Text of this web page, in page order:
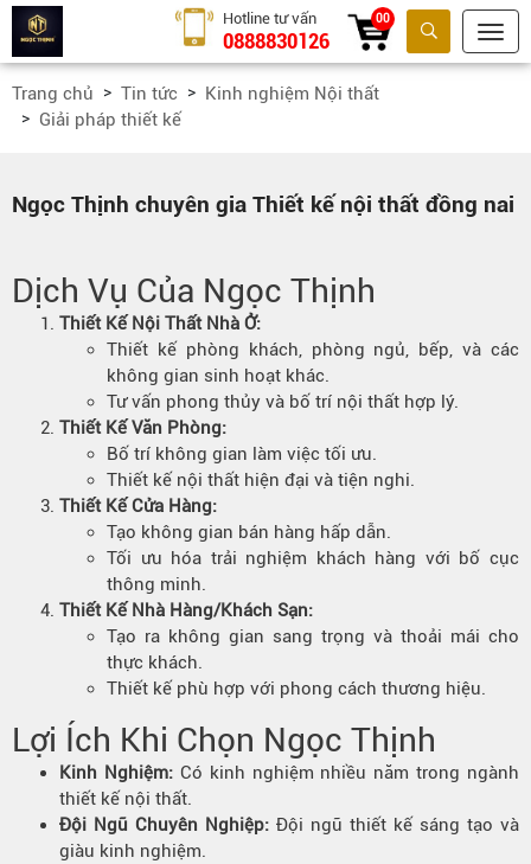
Tìm kiếm
Hotline tư vấn
0888830126
00
Trang chủ Tin tức
Kinh nghiệm Nội thất
Giải pháp thiết kế
Ngọc Thịnh chuyên gia Thiết kế nội thất đồng nai
Dịch Vụ Của Ngọc Thịnh
Thiết Kế Nội Thất Nhà Ở:
Thiết kế phòng khách, phòng ngủ, bếp, và các
không gian sinh hoạt khác.
Tư vấn phong thủy và bố trí nội thất hợp lý.
Thiết Kế Văn Phòng:
Bố trí không gian làm việc tối ưu.
Thiết kế nội thất hiện đại và tiện nghi.
Thiết Kế Cửa Hàng:
Tạo không gian bán hàng hấp dẫn.
Tối ưu hóa trải nghiệm khách hàng với bố cục
thông minh.
Thiết Kế Nhà Hàng/Khách Sạn:
Tạo ra không gian sang trọng và thoải mái cho
thực khách.
Thiết kế phù hợp với phong cách thương hiệu.
Lợi Ích Khi Chọn Ngọc Thịnh
Kinh Nghiệm:Có kinh nghiệm nhiều năm trong ngành
thiết kế nội thất.
Đội Ngũ Chuyên Nghiệp: Đội ngũ thiết kế sáng tạo và
giàu kinh nghiệm.